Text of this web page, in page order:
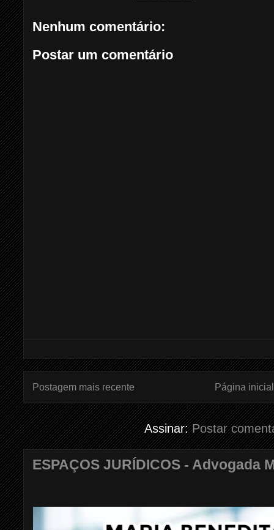
Nenhum comentário:
Postar um comentário
Postagem mais recente Página inicial
Assinar:Postar
ESPAÇOS JURÍDICOS - Advogada